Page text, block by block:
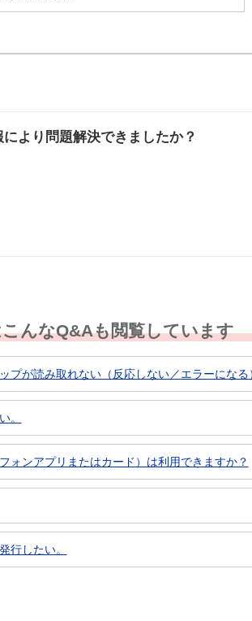
により問題解決できましたか？
んなQ&Aも閲覧しています
プが読み取れない（反応しない／エラーになる
。
ォンアプリまたはカード）は利用できますか？
行したい。